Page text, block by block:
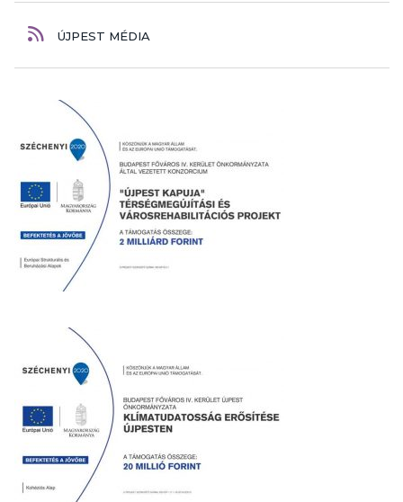
ÚJPEST MÉDIA